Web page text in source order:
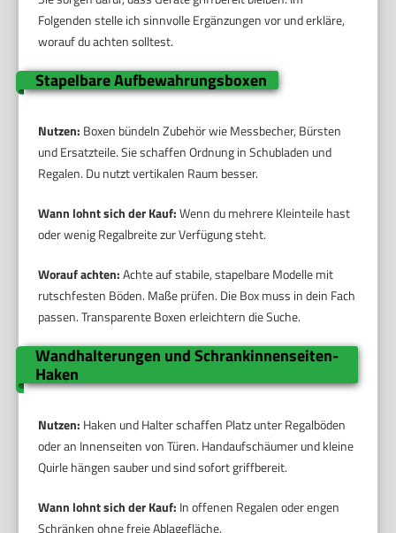
Folgenden stelle ich sinnvolle Ergänzungen vor und erkläre,
worauf du achten solltest.
Stapelbare Aufbewahrungsboxen
Nutzen: Boxen bündeln Zubehör wie Messbecher, Bürsten
und Ersatzteile. Sie schaffen Ordnung in Schubladen und
Regalen. Du nutzt vertikalen Raum besser.
Wann lohnt sich der Kauf:Wenn du mehrere Kleinteile hast
oder wenig Regalbreite zur Verfügung steht.
Worauf achten:Achte auf stabile, stapelbare Modelle mit
rutschfesten Böden. Maße prüfen. Die Box muss in dein Fach
passen. Transparente Boxen erleichtern die Suche.
Wandhalterungen und Schrankinnenseiten-
Haken
Nutzen: Haken und Halter schaffen Platz unter Regalböden
oder an Innenseiten von Türen. Handaufschäumer und kleine
Quirle hängen sauber und sind sofort griffbereit.
Wann lohnt sich der Kauf: In offenen Regalen oder engen
Schränken ohne freie Ablagefläche.